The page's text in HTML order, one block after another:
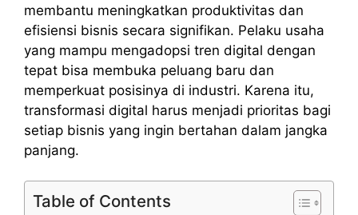
membantu meningkatkan produktivitas dan
efisiensi bisnis secara signifikan. Pelaku usaha
yang mampu mengadopsi tren digital dengan
tepat bisa membuka peluang baru dan
memperkuat posisinya di industri. Karena itu,
transformasi digital harus menjadi prioritas bagi
setiap bisnis yang ingin bertahan dalam jangka
panjang.
Table of Contents